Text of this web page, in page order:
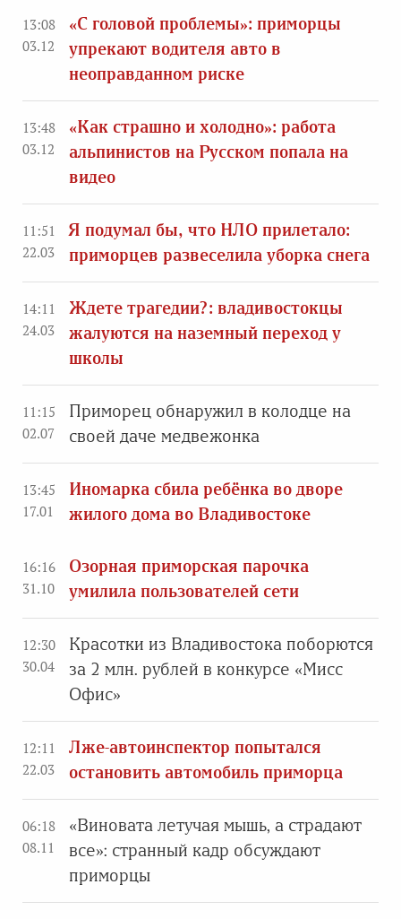
13:08
03.12
«С головой проблемы»: приморцы
упрекают водителя авто в
неоправданном риске
13:48
03.12
«Как страшно и холодно»: работа
альпинистов на Русском попала на
видео
11:51
22.03
Я подумал бы, что НЛО прилетало:
приморцев развеселила уборка снега
14:11
24.03
Ждете трагедии?: владивостокцы
жалуются на наземный переход у
школы
11:15
02.07
Приморец обнаружил в колодце на
своей даче медвежонка
13:45
17.01
Иномарка сбила ребёнка во дворе
жилого дома во Владивостоке
16:16
31.10
Озорная приморская парочка
умилила пользователей сети
12:30
30.04
Красотки из Владивостока поборются
за 2 млн. рублей в конкурсе «Мисс
Офис»
12:11
22.03
Лже-автоинспектор попытался
остановить автомобиль приморца
06:18
08.11
«Виновата летучая мышь, а страдают
все»: странный кадр обсуждают
приморцы